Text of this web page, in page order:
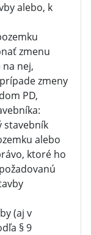
alebo, k
zmenu
nej,
zmeny
PD,
stavebník
alebo
ktoré ho
(aj v
§ 9